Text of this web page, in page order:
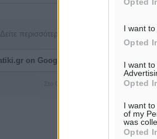
I want
Opted
I want
Opted
I want
of my
was
Opted
Δείτε περισσότερα άρθρα μας στα
on Google ↗
Στο Google News πατήστε ★